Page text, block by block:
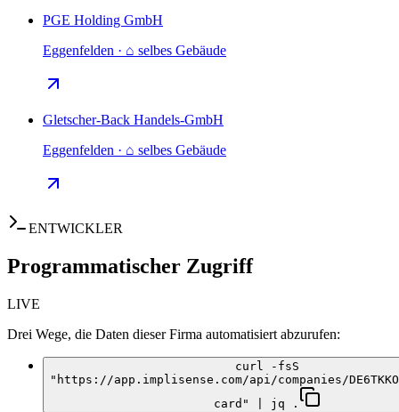
PGE Holding GmbH
Eggenfelden · ⌂ selbes Gebäude
Gletscher-Back Handels-GmbH
Eggenfelden · ⌂ selbes Gebäude
ENTWICKLER
Programmatischer Zugriff
LIVE
Drei Wege, die Daten dieser Firma automatisiert abzurufen:
curl -fsS
"https://app.implisense.com/api/companies/
card" | jq .